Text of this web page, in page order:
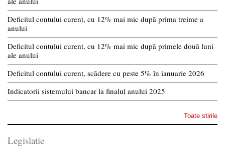
Deficitul contului curent, cu 12% mai mic după prima treime a
anului
Deficitul contului curent, cu 12% mai mic după primele două luni
ale anului
Deficitul contului curent, scădere cu peste 5% în ianuarie 2026
Indicatorii sistemului bancar la finalul anului 2025
Toate stirile
Legislatie